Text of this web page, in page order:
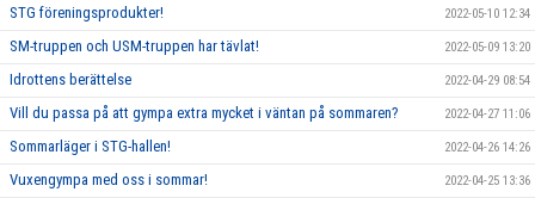
STG föreningsprodukter! 2022-05-10 12:34
SM-truppen och USM-truppen har tävlat! 2022-05-09 13:20
Idrottens berättelse 2022-04-29 08:54
Vill du passa på att gympa extra mycket i väntan på sommaren? 2022-04-27 11:06
Sommarläger i STG-hallen! 2022-04-26 14:26
Vuxengympa med oss i sommar! 2022-04-25 13:36